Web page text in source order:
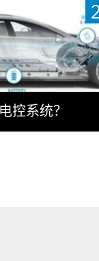
控系统？